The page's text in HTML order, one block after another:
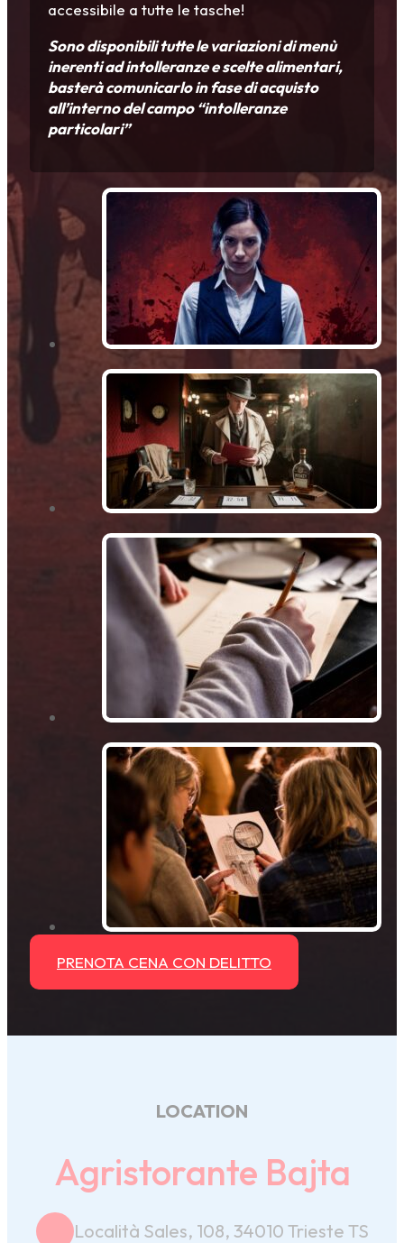
accessibile a tutte le tasche!
Sono disponibili tutte le variazioni di menù
inerenti ad intolleranze e scelte alimentari,
basterà comunicarlo in fase di acquisto
all’interno del campo “intolleranze
particolari”
PRENOTA CENA CON DELITTO
LOCATION
Agristorante Bajta
Località Sales, 108, 34010 Trieste TS